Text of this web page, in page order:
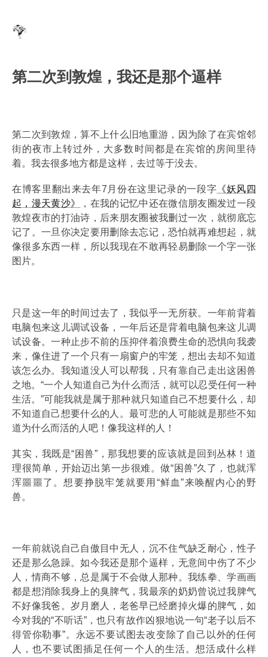
第二次到敦煌，我还是那个逼样
第二次到敦煌，算不上什么旧地重游，因为除了在宾馆邻
街的夜市上转过外，大多数时间都是在宾馆的房间里待
着。我去很多地方都是这样，去过等于没去。
在博客里翻出来去年7月份在这里记录的一段字 《妖风四
起，漫天黄沙》
，在我的记忆中还在微信朋友圈发过一段
敦煌夜市的打油诗，后来朋友圈被我删过一次，就彻底忘
记了。一旦你决定要用删除去忘记，恐怕就再难想起，就
像很多东西一样，所以我现在不敢再轻易删除一个字一张
图片。
只是这一年的时间过去了，我似乎一无所获。一年前背着
电脑包来这儿调试设备，一年后还是背着电脑包来这儿调
试设备。一种止步不前的压抑伴着浪费生命的恐惧向我袭
来，像住进了一个只有一扇窗户的牢笼，想出去却不知道
该怎么办。我知道没人可以帮我，只有靠自己走出这困兽
之地。“一个人知道自己为什么而活，就可以忍受任何一种
生活。”可能我就是属于那种就只知道自己不想要什么，却
不知道自己想要什么的人。最可悲的人可能就是那些不知
道为什么而活的人吧！像我这样的人！
其实，我既是“困兽”，那我想要的应该就是回到丛林！道
理很简单，开始迈出第一步很难。做“困兽”久了，也就浑
浑噩噩了。想要挣脱牢笼就要用“鲜血”来唤醒内心的野
兽。
一年前就说自己自傲目中无人，沉不住气缺乏耐心，性子
还是那么急躁。如今我还是那个逼样，无意间中伤了不少
人，情商不够，总是属于不会做人那种。我练拳、学画画
都是想消除我身上的臭脾气，我最亲的奶奶曾说过我脾气
不好像我爸。岁月磨人，老爸早已经磨掉火爆的脾气，如
今对我的“不听话”，也只有故作凶狠地说一句“老子以后不
得管你勒事”。永远不要试图去改变除了自己以外的任何
人，也不要试图插足任何一个人的生活。想活成什么样